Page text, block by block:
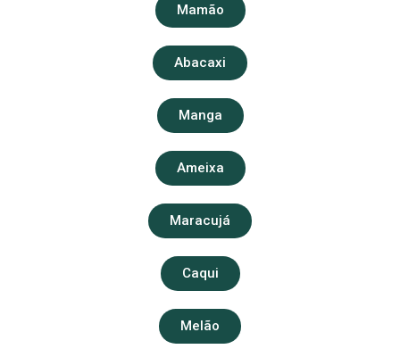
Mamão
Abacaxi
Manga
Ameixa
Maracujá
Caqui
Melão